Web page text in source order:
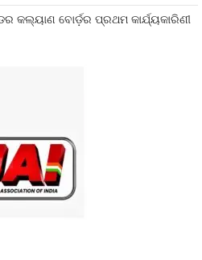
କଲ୍ୟାଣ ବୋର୍ଡ଼ର ପ୍ରଥମ କାର୍ଯ୍ୟକାରିଣୀ